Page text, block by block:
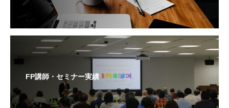
FP講師・セミナー実績